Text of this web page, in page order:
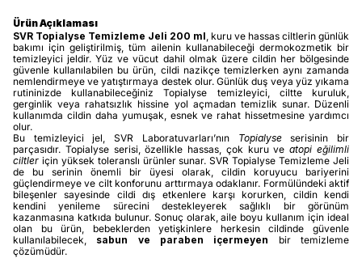
Ürün Açıklaması
SVR Topialyse Temizleme Jeli 200 ml , kuru ve hassas ciltlerin günlük
bakımı için geliştirilmiş, tüm ailenin kullanabileceği dermokozmetik bir
temizleyici jeldir. Yüz ve vücut dahil olmak üzere cildin her bölgesinde
güvenle kullanılabilen bu ürün, cildi nazikçe temizlerken aynı zamanda
nemlendirmeye ve yatıştırmaya destek olur. Günlük duş veya yüz yıkama
rutininizde kullanabileceğiniz Topialyse temizleyici, ciltte kuruluk,
gerginlik veya rahatsızlık hissine yol açmadan temizlik sunar. Düzenli
kullanımda cildin daha yumuşak, esnek ve rahat hissetmesine yardımcı
olur.
Bu temizleyici jel, SVR Laboratuvarları’nın Topialyseserisinin bir
parçasıdır. Topialyse serisi, özellikle hassas, çok kuru veatopi eğilimli
ciltler için yüksek toleranslı ürünler sunar. SVR Topialyse Temizleme Jeli
de bu serinin önemli bir üyesi olarak, cildin koruyucu bariyerini
güçlendirmeye ve cilt konforunu arttırmaya odaklanır. Formülündeki aktif
bileşenler sayesinde cildi dış etkenlere karşı korurken, cildin kendi
kendini yenileme sürecini destekleyerek sağlıklı bir görünüm
kazanmasına katkıda bulunur. Sonuç olarak, aile boyu kullanım için ideal
olan bu ürün, bebeklerden yetişkinlere herkesin cildinde güvenle
kullanılabilecek, sabun ve paraben içermeyen bir temizleme
çözümüdür.